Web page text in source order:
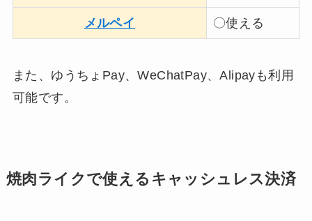
メルペイ 〇使える
また、ゆうちょPay、WeChatPay、Alipayも利用
可能です。
焼肉ライクで使えるキャッシュレス決済